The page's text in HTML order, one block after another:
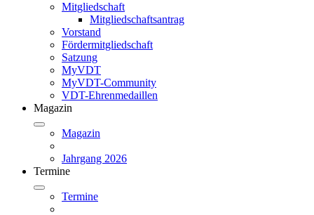
Mitgliedschaft
Mitgliedschaftsantrag
Vorstand
Fördermitgliedschaft
Satzung
MyVDT
MyVDT-Community
VDT-Ehrenmedaillen
Magazin
Magazin
Jahrgang 2026
Termine
Termine